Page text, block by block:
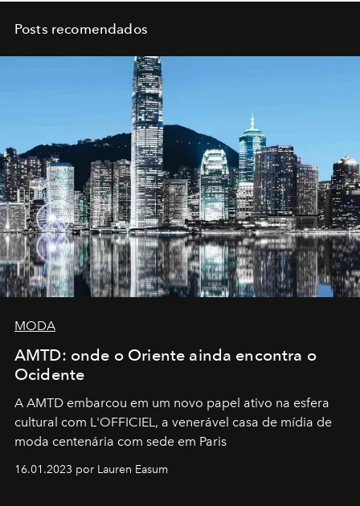
Posts recomendados
MODA
AMTD: onde o Oriente ainda encontra o
Ocidente
A AMTD embarcou em um novo papel ativo na esfera
cultural com L'OFFICIEL, a venerável casa de mídia de
moda centenária com sede em Paris
16.01.2023 por Lauren Easum